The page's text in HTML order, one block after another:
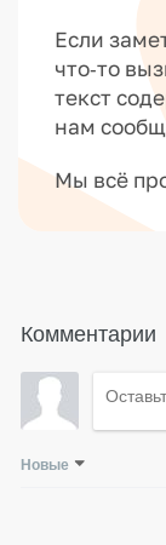
Если
что‑то
текст
нам
Мы всё
Комментарии
Новые